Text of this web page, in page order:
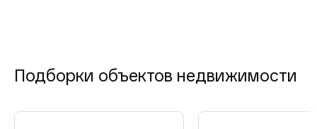
Подборки объектов недвижимости